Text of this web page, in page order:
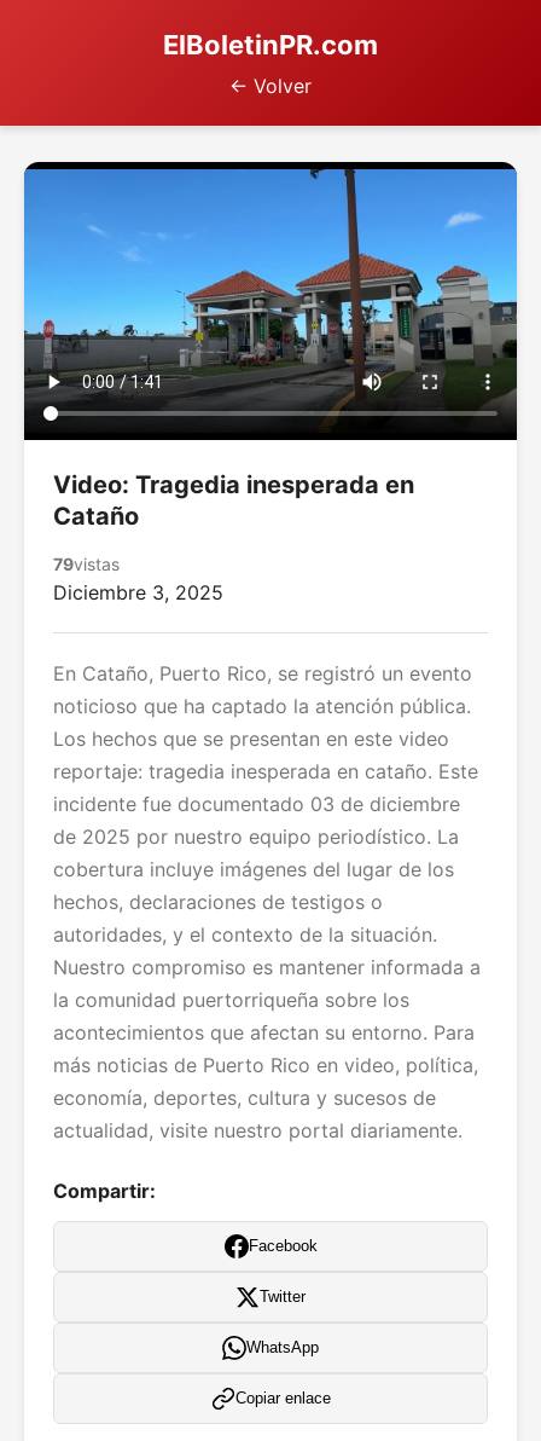
ElBoletinPR.com
← Volver
Video: Tragedia inesperada en
Cataño
79vistas
Diciembre 3, 2025
En Cataño, Puerto Rico, se registró un evento
noticioso que ha captado la atención pública.
Los hechos que se presentan en este video
reportaje: tragedia inesperada en cataño. Este
incidente fue documentado 03 de diciembre
de 2025 por nuestro equipo periodístico. La
cobertura incluye imágenes del lugar de los
hechos, declaraciones de testigos o
autoridades, y el contexto de la situación.
Nuestro compromiso es mantener informada a
la comunidad puertorriqueña sobre los
acontecimientos que afectan su entorno. Para
más noticias de Puerto Rico en video, política,
economía, deportes, cultura y sucesos de
actualidad, visite nuestro portal diariamente.
Compartir:
Facebook
Twitter
WhatsApp
Copiar enlace